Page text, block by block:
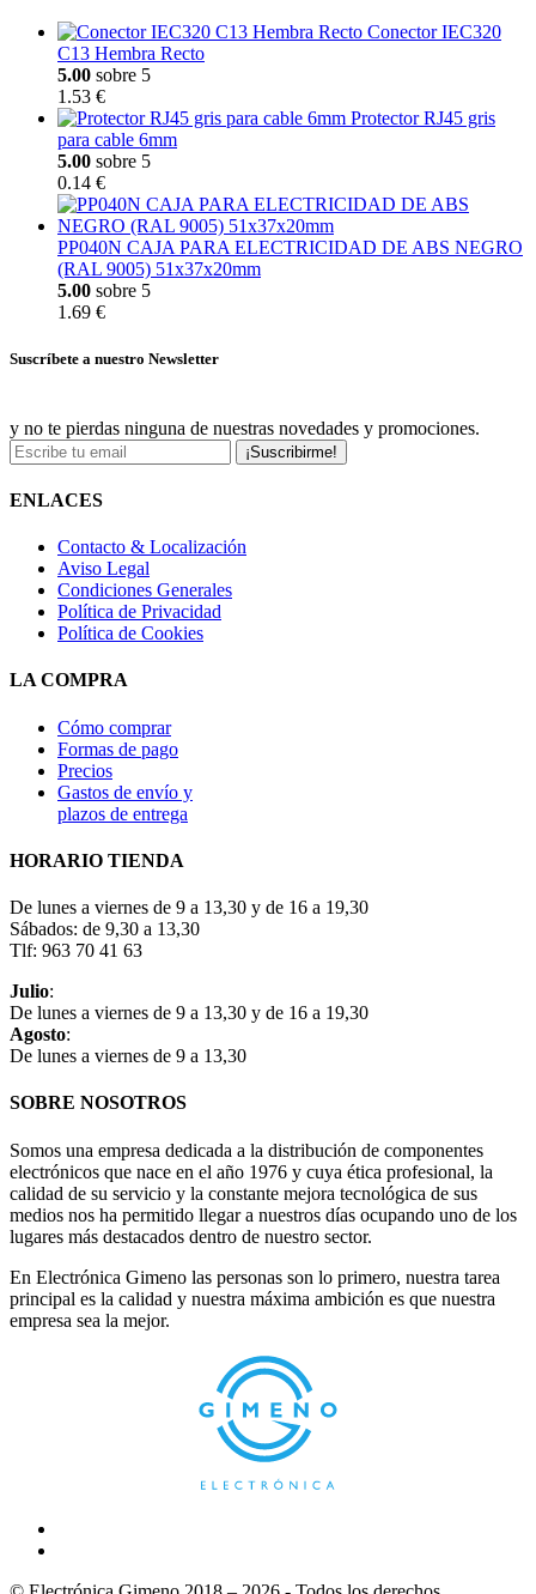
Conector IEC320
C13 Hembra Recto
5.00 sobre 5
1.53 €
Protector RJ45 gris
para cable 6mm
5.00 sobre 5
0.14 €
PP040N CAJA PARA ELECTRICIDAD DE ABS NEGRO
(RAL 9005) 51x37x20mm
5.00 sobre 5
1.69 €
Suscríbete a nuestro Newsletter
y no te pierdas ninguna de nuestras novedades y promociones.
¡Suscribirme!
ENLACES
Contacto & Localización
Aviso Legal
Condiciones Generales
Política de Privacidad
Política de Cookies
LA COMPRA
Cómo comprar
Formas de pago
Precios
Gastos de envío y
plazos de entrega
HORARIO TIENDA
De lunes a viernes de 9 a 13,30 y de 16 a 19,30
Sábados: de 9,30 a 13,30
Tlf: 963 70 41 63
Julio:
De lunes a viernes de 9 a 13,30 y de 16 a 19,30
Agosto:
De lunes a viernes de 9 a 13,30
SOBRE NOSOTROS
Somos una empresa dedicada a la distribución de componentes
electrónicos que nace en el año 1976 y cuya ética profesional, la
calidad de su servicio y la constante mejora tecnológica de sus
medios nos ha permitido llegar a nuestros días ocupando uno de los
lugares más destacados dentro de nuestro sector.
En Electrónica Gimeno las personas son lo primero, nuestra tarea
principal es la calidad y nuestra máxima ambición es que nuestra
empresa sea la mejor.